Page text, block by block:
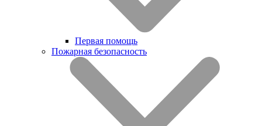
Первая помощь
Пожарная безопасность